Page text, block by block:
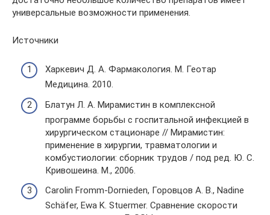
универсальные возможности применения.
Источники
Харкевич Д. А. Фармакология. М. Геотар
Медицина. 2010.
Блатун Л. А. Мирамистин в комплексной
программе борьбы с госпитальной инфекцией в
хирургическом стационаре // Мирамистин:
применение в хирургии, травматологии и
комбустиологии: сборник трудов / под ред. Ю. С.
Кривошеина. М., 2006.
Carolin Fromm-Dornieden, Горовцов А. В., Nadine
Schӓfer, Ewa K. Stuermer. Сравнение скорости